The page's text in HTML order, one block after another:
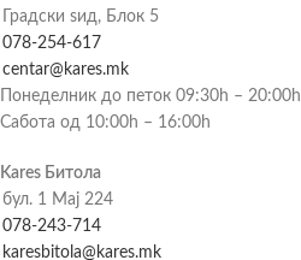
Градски ѕид, Блок 5
078-254-617
centar@kares.mk
Понеделник до петок 09:30h – 20:00h
Сабота од 10:00h – 16:00h
Kares Битола
бул. 1 Мај 224
078-243-714
karesbitola@kares.mk